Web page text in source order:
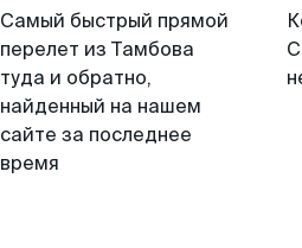
Самый быстрый прямой
перелет из Тамбова
туда и обратно,
найденный на нашем
сайте за последнее
время